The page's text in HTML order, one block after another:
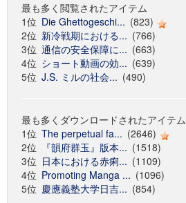
最も多く閲覧されたアイテム
1位 Die Ghettogeschi... (823)
2位 新冷戦期における... (766)
3位 通信の安全保障に... (663)
4位 ショート動画の効... (639)
5位 J.S. ミルの社会... (490)
最も多くダウンロードされたアイテム
1位 The perpetual fa... (2646)
2位
『韻府群玉』版本... (1518)
3位 日本における赤痢... (1109)
4位 Promoting Manga ... (1096)
5位 慶應義塾大学日吉... (854)